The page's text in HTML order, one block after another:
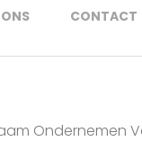
CONTACT
Ondernemen